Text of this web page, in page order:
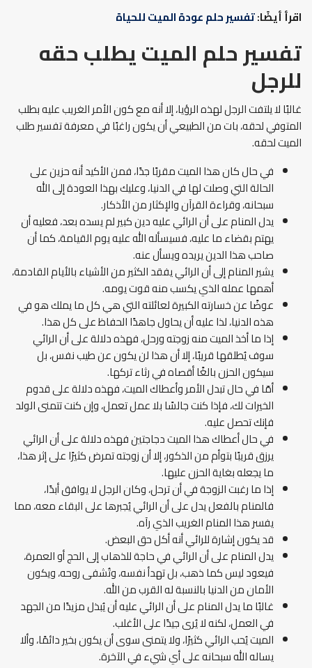
اقرأ أيضًا:تفسير حلم عودة الميت للحياة
تفسير حلم الميت يطلب حقه
للرجل
غالبًا لا يلتفت الرجل لهذه الرؤيا، إلا أنه مع كون الأمر الغريب عليه بطلب
المتوفي لحقه، بات من الطبيعي أن يكون راغبًا في معرفة تفسير طلب
الميت لحقه.
في حال كان هذا الميت مقربًا جدًا، فمن الأكيد أنه حزين على
الحالة التي وصلت لها في الدنيا، وعليك بهذا العودة إلى الله
سبحانه، وقراءة القرآن والإكثار من الأذكار.
يدل المنام على أن الرائي عليه دين كبير لم يسده بعد، فعليه أن
يهتم بقضاء ما عليه، فسيسأله الله عليه يوم القيامة، كما أن
صاحب هذا الدين يريده ويسأل عنه.
يشير المنام إلى أن الرائي يفقد الكثير من الأشياء بالأيام القادمة،
أهمها عمله الذي يكسب منه قوت يومه.
عوضًا عن خسارته الكبيرة لعائلته التي هي كل ما يملك هو في
هذه الدنيا، لذا عليه أن يحاول جاهدًا الحفاظ على كل هذا.
إذا ما أخذ الميت منه زوجته ورحل، فهذه دلالة على أن الرائي
سوف يُطلقها قريبًا، إلا أن هذا لن يكون عن طيب نفس، بل
سيكون الحزن بالغًا أقصاه في رثاء تركها.
أمّا في حال تبدل الأمر وأعطاك الميت، فهذه دلالة على قدوم
الخيرات لك، فإذا كنت جالسًا بلا عمل تعمل، وإن كنت تتمنى الولد
فإنك تحصل عليه.
في حال أعطاك هذا الميت دجاجتين فهذه دلالة على أن الرائي
يرزق قريبًا بتوأم من الذكور، إلا أن زوجته تمرض كثيرًا على إثر هذا،
ما يجعله بغاية الحزن عليها.
إذا ما رغبت الزوجة في أن ترحل، وكان الرجل لا يوافق أبدًا،
فالمنام بالفعل يدل على أن الرائي يُجبرها على البقاء معه، مما
يفسر هذا المنام الغريب الذي رآه.
قد يكون إشارة للرائي أنه أكل حق البعض.
يدل المنام على أن الرائي في حاجة للذهاب إلى الحج أو العمرة،
فيعود ليس كما ذهب، بل تهدأ نفسه، وتُشفى روحه، ويكون
الأمان من الدنيا بالنسبة له القرب من الله.
غالبًا ما يدل المنام على أن الرائي عليه أن يُبذل مزيدًا من الجهد
في العمل، لكنه لا يُرى جيدًا على الأغلب.
الميت يُحب الرائي كثيرًا، ولا يتمنى سوى أن يكون بخير دائمًا، وألا
يساله الله سبحانه على أي شيء في الآخرة.